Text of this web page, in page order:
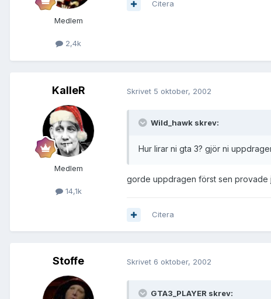
Medlem
2,4k
Citera
KalleR
Medlem
14,1k
Skrivet 5 oktober, 2002
Wild_hawk skrev:
Hur lirar ni gta 3? gjör ni
gorde uppdragen först sen provade
Citera
Stoffe Skrivet 6 oktober, 2002
GTA3_PLAYER skrev: